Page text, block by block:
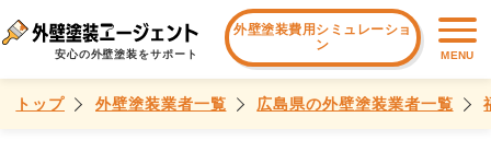
安心の外壁塗装をサポート
外壁塗装費用シミュレーショ
ン
MENU
トップ 外壁塗装業者一覧 広島県の外壁塗装業者一覧